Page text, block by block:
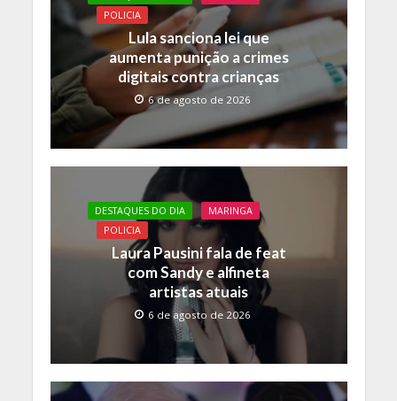
o
k
p
p
n
k
POLICIA
Lula sanciona lei que
aumenta punição a crimes
digitais contra crianças
6 de agosto de 2026
DESTAQUES DO DIA
MARINGA
POLICIA
Laura Pausini fala de feat
com Sandy e alfineta
artistas atuais
6 de agosto de 2026